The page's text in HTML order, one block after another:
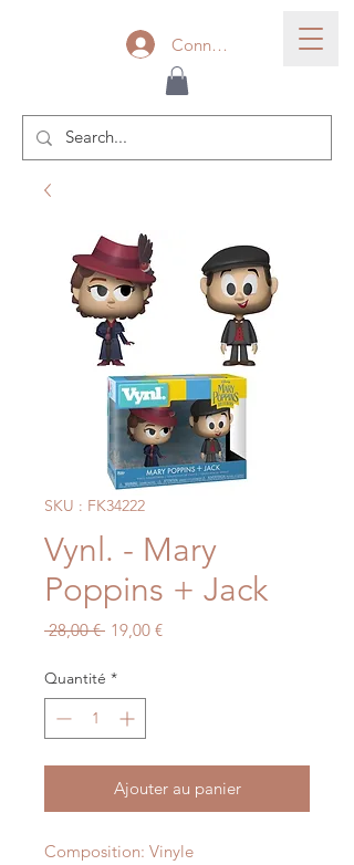
Connexion
SKU : FK34222
Vynl. - Mary
Poppins + Jack
28,00 € Prix
19,00 €Prix
Quantité *
Ajouter au panier
Composition: Vinyle